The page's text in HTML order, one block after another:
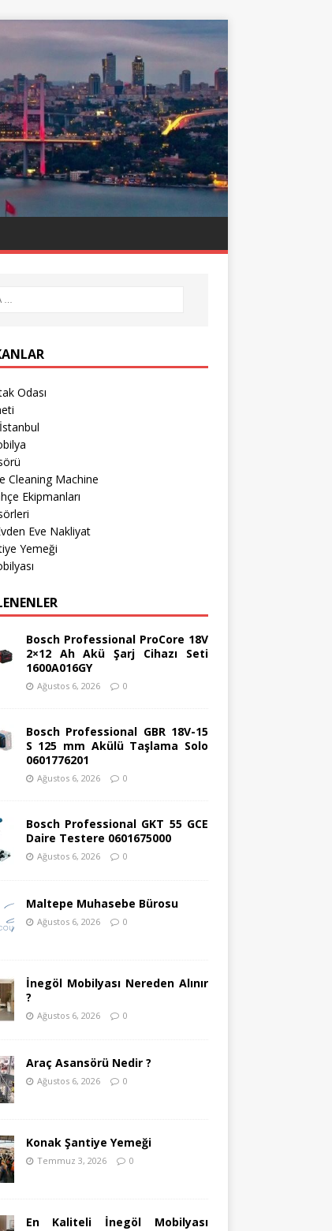
Odası
Cleaning Machine
Ekipmanları
Eve Nakliyat
Yemeği
Bosch Professional ProCore 18V
2×12 Ah Akü Şarj Cihazı Seti
1600A016GY
Ağustos 6, 2026 0
Bosch Professional GBR 18V-15
S 125 mm Akülü Taşlama Solo
0601776201
Ağustos 6, 2026 0
Bosch Professional GKT 55 GCE
Daire Testere 0601675000
Ağustos 6, 2026 0
Maltepe Muhasebe Bürosu
Ağustos 6, 2026 0
İnegöl Mobilyası Nereden Alınır
?
Ağustos 6, 2026 0
Araç Asansörü Nedir ?
Ağustos 6, 2026 0
Konak Şantiye Yemeği
Temmuz 3, 2026 0
En Kaliteli İnegöl Mobilyası